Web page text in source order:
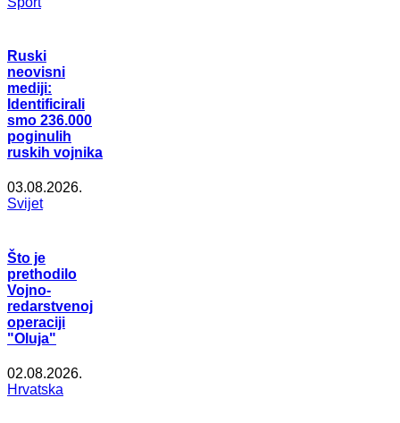
Ruski
neovisni
mediji:
Identificirali
smo 236.000
poginulih
ruskih vojnika
03.08.2026.
Svijet
Što je
prethodilo
Vojno-
redarstvenoj
operaciji
"Oluja"
02.08.2026.
Hrvatska